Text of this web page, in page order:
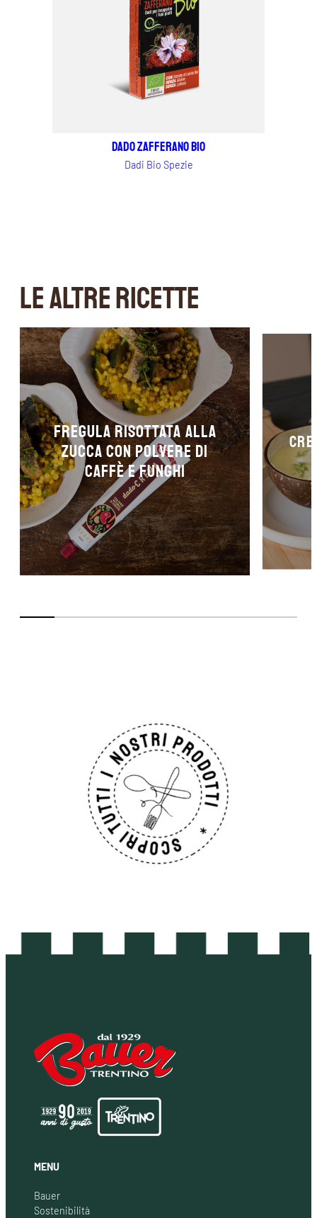
Dado Zafferano BIO
Dadi Bio Spezie
LE ALTRE RICETTE
Fregula risottata alla
zucca con polvere di
caffè e funghi
MENU
Bauer
Sostenibilità